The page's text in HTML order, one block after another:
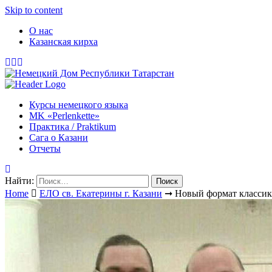
Skip to content
О нас
Казанская кирха
Курсы немецкого языка
МK «Perlenkette»
Практика / Praktikum
Сага о Казани
Отчеты
Найти:
Home
ЕЛО св. Екатерины г. Казани ➞ Новый формат